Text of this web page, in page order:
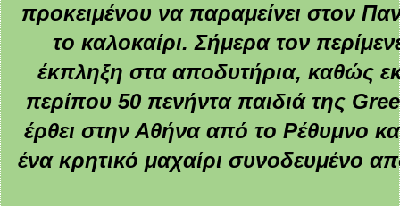
προκειμένου να παραμείνει στον
το καλοκαίρι. Σήμερα τον
έκπληξη στα αποδυτήρια, καθώς
περίπου 50 πενήντα παιδιά της
έρθει στην Αθήνα από το Ρέθυμνο
ένα κρητικό μαχαίρι συνοδευμένο